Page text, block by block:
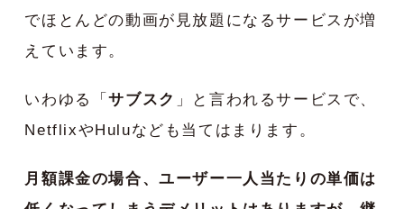
でほとんどの動画が見放題になるサービスが増
えています。
いわゆる「サブスク 」と言われるサービスで、
NetflixやHuluなども当てはまります。
月額課金の場合、ユーザー一人当たりの単価は